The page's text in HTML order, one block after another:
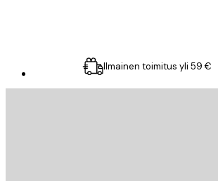
Ilmainen toimitus yli 59 €